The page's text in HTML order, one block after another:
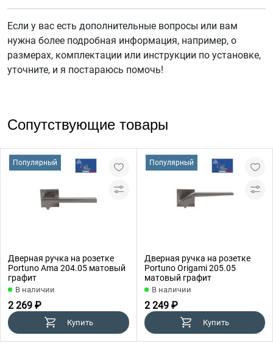
Если у вас есть дополнительные вопросы или вам
нужна более подробная информация, например, о
размерах, комплектации или инструкции по установке,
уточните, и я постараюсь помочь!
Сопутствующие товары
Популярный
Дверная ручка на розетке
Portuno Ama 204.05 матовый
графит
В наличии
2 269 ₽
Купить
Популярный
Дверная ручка на розетке
Portuno Origami 205.05
матовый графит
В наличии
2 249 ₽
Купить